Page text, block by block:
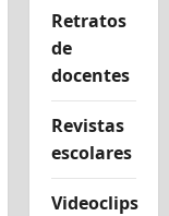
Retratos
de
docentes
Revistas
escolares
Videoclips